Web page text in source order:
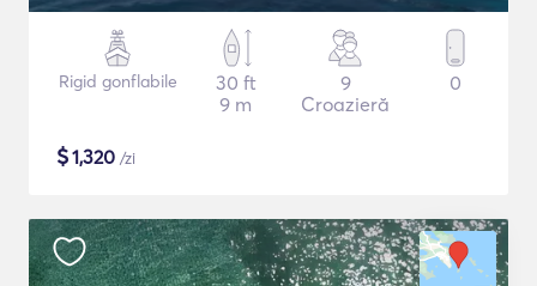
Rigid gonflabile
30 ft
9 m
9
Croazieră
0
$1,320 /zi